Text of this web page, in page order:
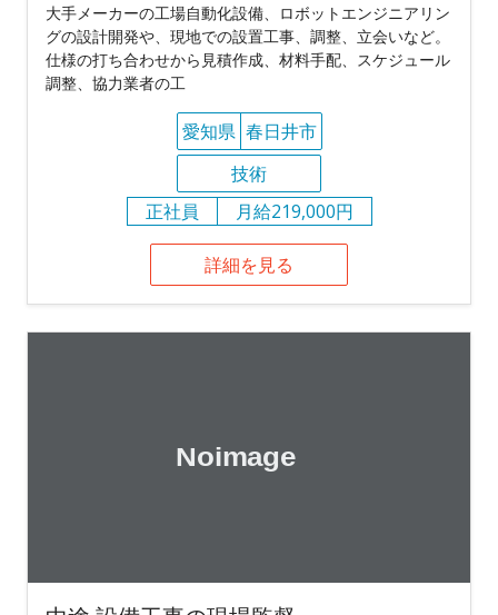
大手メーカーの工場自動化設備、ロボットエンジニアリン
グの設計開発や、現地での設置工事、調整、立会いなど。
仕様の打ち合わせから見積作成、材料手配、スケジュール
調整、協力業者の工
愛知県 春日井市
技術
正社員
月給219,000円
詳細を見る